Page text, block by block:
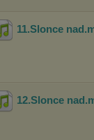
11.Slonce nad
12.Slonce nad